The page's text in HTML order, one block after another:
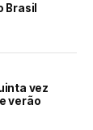
Brasil
vez
verão